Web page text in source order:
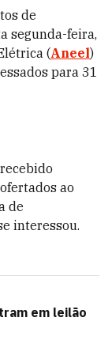
de
segunda-feira,
(Aneel)
para 31
ao
de
interessou.
em leilão